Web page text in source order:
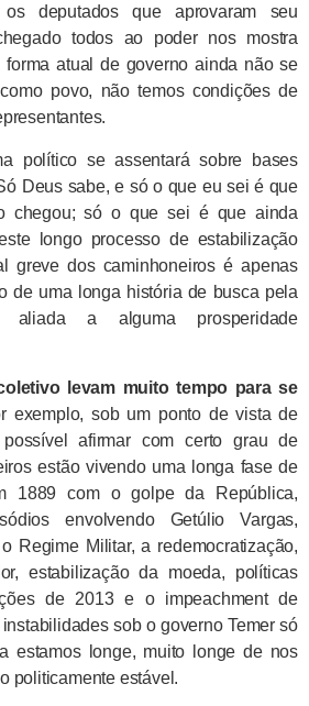
deputados que aprovaram seu
todos ao poder nos mostra
forma atual de governo ainda não se
povo, não temos condições de
político se assentará sobre bases
Deus sabe, e só o que eu sei é que
chegou; só o que sei é que ainda
longo processo de estabilização
greve dos caminhoneiros é apenas
de uma longa história de busca pela
aliada a alguma prosperidade
levam muito tempo para se
exemplo, sob um ponto de vista de
afirmar com certo grau de
estão vivendo uma longa fase de
1889 com o golpe da República,
envolvendo Getúlio Vargas,
Regime Militar, a redemocratização,
estabilização da moeda, políticas
de 2013 e o impeachment de
sob o governo Temer só
estamos longe, muito longe de nos
politicamente estável.